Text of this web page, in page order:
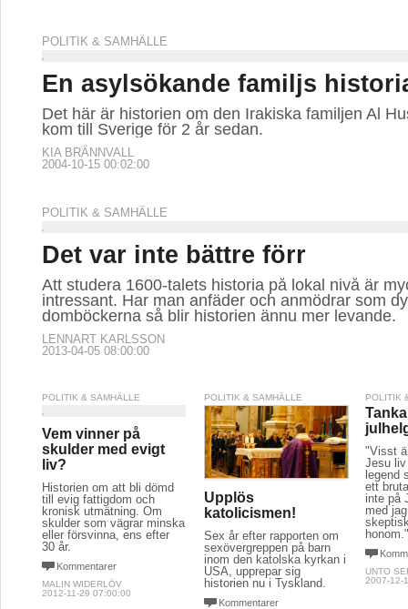
POLITIK & SAMHÄLLE
En asylsökande familjs
Det här är historien om den Irakiska familjen Al
kom till Sverige för 2 år sedan.
KIA BRÄNNVALL
2004-10-15 00:02:00
POLITIK & SAMHÄLLE
Det var inte bättre förr
Att studera 1600-talets historia på lokal nivå är
intressant. Har man anfäder och anmödrar som
domböckerna så blir historien ännu mer levande.
LENNART KARLSSON
2013-04-05 08:00:00
POLITIK & SAMHÄLLE
Vem vinner på
skulder med evigt
liv?
Historien om att bli dömd
till evig fattigdom och
kronisk utmätning. Om
skulder som vägrar minska
eller försvinna, ens efter
30 år.
Kommentarer
MALIN WIDERLÖV
2012-11-29 07:00:00
POLITIK & SAMHÄLLE
Upplös
katolicismen!
Sex år efter rapporten om
sexövergreppen på barn
inom den katolska kyrkan i
USA, upprepar sig
historien nu i Tyskland.
Kommentarer
POLITIK
"Visst
Jesu liv
legend
ett
inte på
med
UNTO
2007-12-